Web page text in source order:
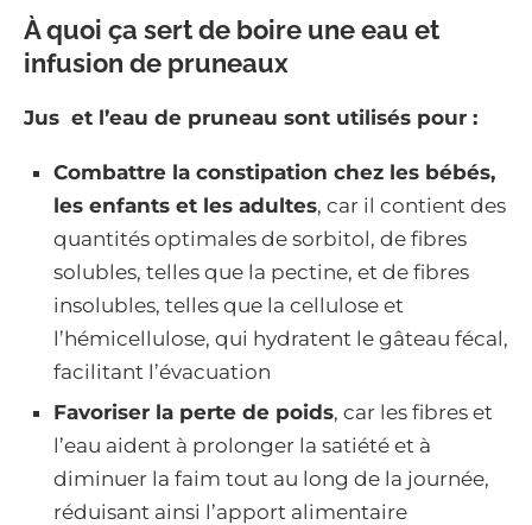
À quoi ça sert de boire une eau et
infusion de pruneaux
Jus et l’eau de pruneau sont utilisés pour :
Combattre la constipation chez les bébés,
les enfants et les adultes, car il contient des
quantités optimales de sorbitol, de fibres
solubles, telles que la pectine, et de fibres
insolubles, telles que la cellulose et
l’hémicellulose, qui hydratent le gâteau fécal,
facilitant l’évacuation
Favoriser la perte de poids, car les fibres et
l’eau aident à prolonger la satiété et à
diminuer la faim tout au long de la journée,
réduisant ainsi l’apport alimentaire